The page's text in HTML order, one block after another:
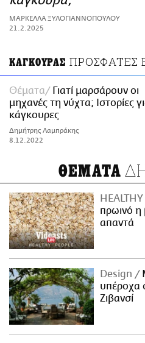
ΑΜΠΑ
PRINT
ΜΑΡΚΕΛΛΑ ΞΥΛΟΓΙΑΝΝΟΠΟΥΛΟΥ
21.2.2025
ΚΑΓΚΟΥΡΑΣ ΠΡΟΣΦΑΤΕΣ
Θέματα
Γιατί μαρσάρουν οι
μηχανές τη νύχτα; Ιστορίες
κάγκουρες
Δημήτρης Λαμπράκης
8.12.2022
ΘΕΜΑΤΑ
πρωινό η
απαντά
Design
υπέροχα
Ζιβανσί